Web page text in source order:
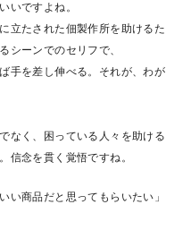
いですよね。
立たされた佃製作所を助けるた
シーンでのセリフで、
手を差し伸べる。それが、わが
なく、困っている人々を助ける
信念を貫く覚悟ですね。
い商品だと思ってもらいたい」